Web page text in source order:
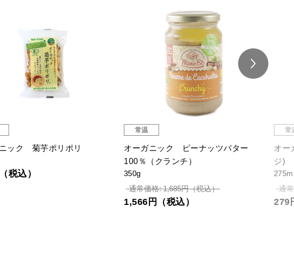
ック 菊芋ポリポリ
税込）
常温
オーガニック ピーナッツバター
100％（クランチ）
350g
通常価格: 1,685円（税込）
1,566円（税込）
常
オー
ジ)
通
279